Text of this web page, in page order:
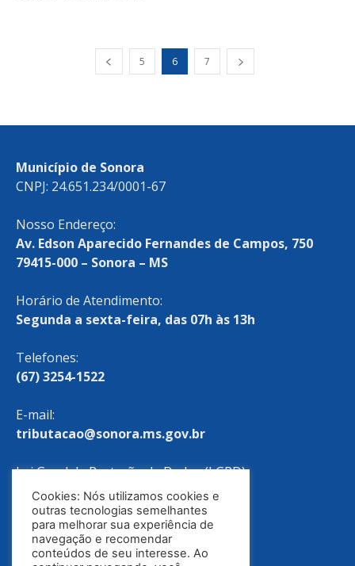
5 6 7
Município de Sonora
CNPJ: 24.651.234/0001-67
Nosso Endereço:
Av. Edson Aparecido Fernandes de Campos, 750
79415-000 – Sonora – MS
Horário de Atendimento:
Segunda a sexta-feira, das 07h às 13h
Telefones:
(67) 3254-1522
E-mail:
tributacao@sonora.ms.gov.br
Lei Geral de Proteção de Dados (LGPD)
Política de Privacidade
Cookies: Nós utilizamos cookies e
outras tecnologias semelhantes
para melhorar sua experiência de
navegação e recomendar
conteúdos de seu interesse. Ao